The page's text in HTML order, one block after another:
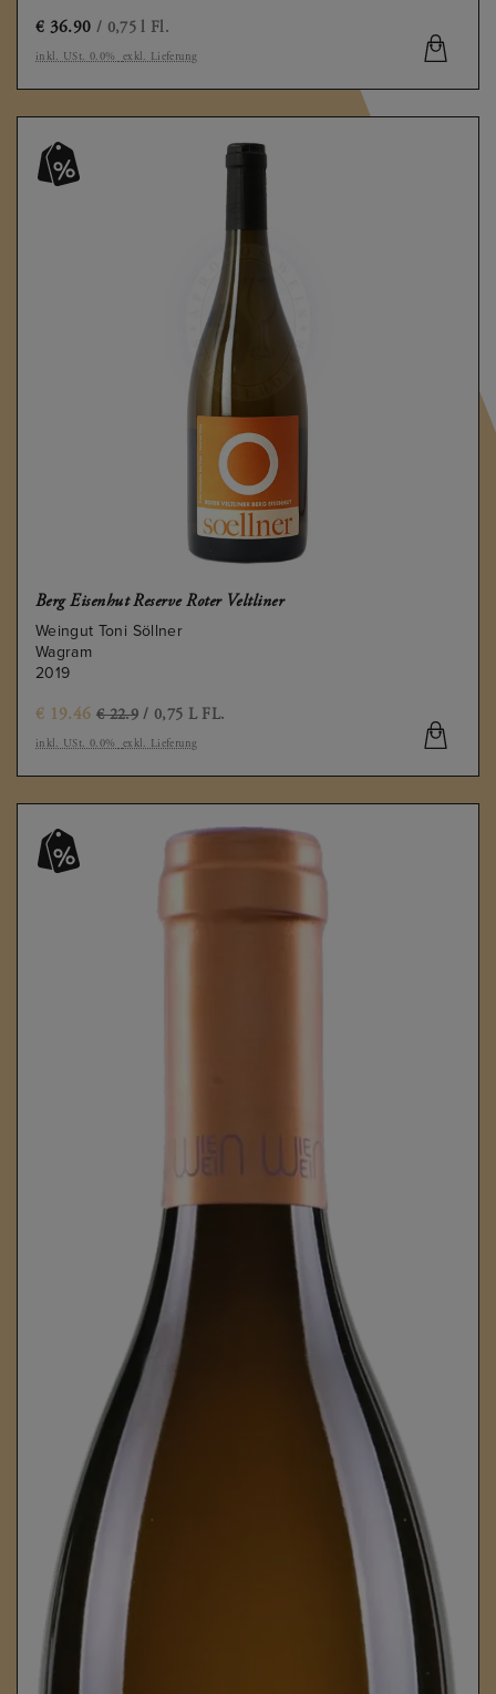
€ 36.90 / 0,75 l Fl.
inkl. USt. 0.0% exkl. Lieferung
Berg Eisenhut Reserve Roter Veltliner
Weingut Toni Söllner
Wagram
2019
€ 19.46 € 22.9 / 0,75 L FL.
inkl. USt. 0.0% exkl. Lieferung